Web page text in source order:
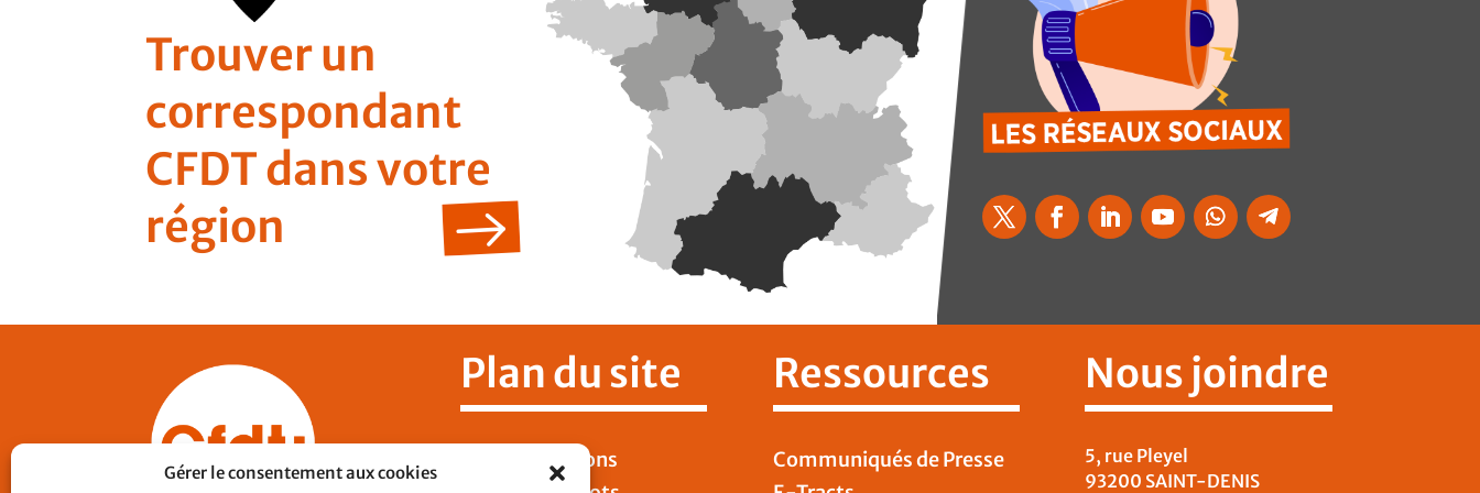
Gérer le consentement aux cookies
Trouver un
correspondant
CFDT dans votre
région
Plan du site
Nos Publications
Ressources
Communiqués de Presse
Nous joindre
5, rue Pleyel
93200 SAINT-DENIS